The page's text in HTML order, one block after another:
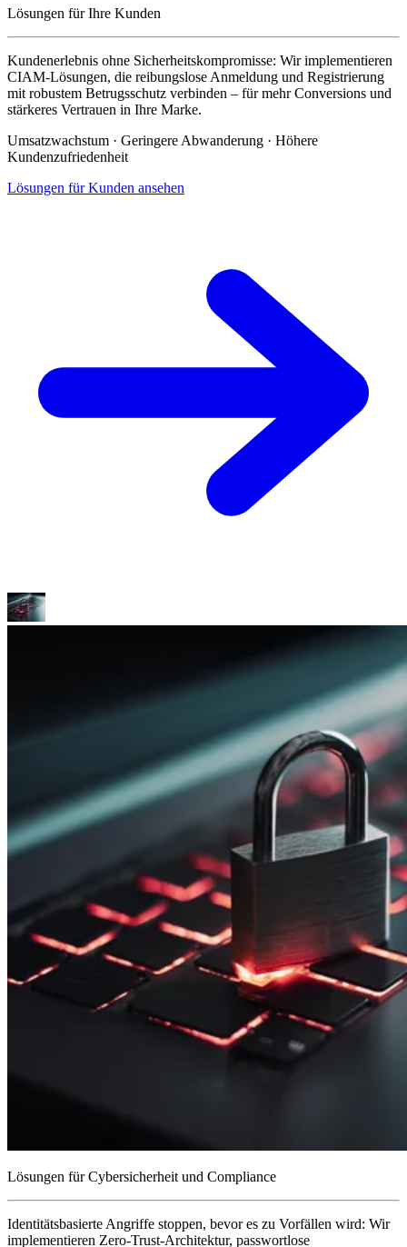
Lösungen für Ihre Kunden
Kundenerlebnis ohne Sicherheitskompromisse: Wir implementieren
CIAM-Lösungen, die reibungslose Anmeldung und Registrierung
mit robustem Betrugsschutz verbinden – für mehr Conversions und
stärkeres Vertrauen in Ihre Marke.
Umsatzwachstum · Geringere Abwanderung · Höhere
Kundenzufriedenheit
Lösungen für Kunden ansehen
Lösungen für Cybersicherheit und Compliance
Identitätsbasierte Angriffe stoppen, bevor es zu Vorfällen wird: Wir
implementieren Zero-Trust-Architektur, passwortlose